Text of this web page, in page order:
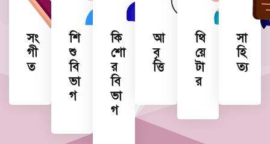
সং
গী
ত
শি
শু
বি
ভা
গ
কি
শো
র
বি
ভা
গ
আ
বৃ
ত্তি
থি
য়ে
টা
র
সা
হি
ত্য